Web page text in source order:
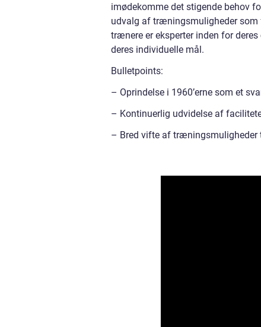
imødekomme det stigende behov
udvalg af træningsmuligheder som
trænere er eksperter inden for
deres individuelle mål.
Bulletpoints:
– Oprindelse i 1960’erne som et
– Kontinuerlig udvidelse af
– Bred vifte af